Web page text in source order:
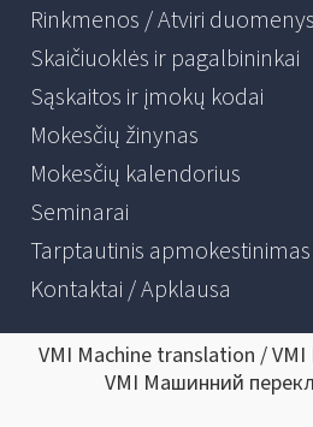
Rinkmenos / Atviri duomenys
Skaičiuoklės ir pagalbininkai
Sąskaitos ir įmokų kodai
Mokesčių žinynas
Mokesčių kalendorius
Seminarai
Tarptautinis apmokestinimas
Kontaktai / Apklausa
VMI Machine translation /
VMI Машинний